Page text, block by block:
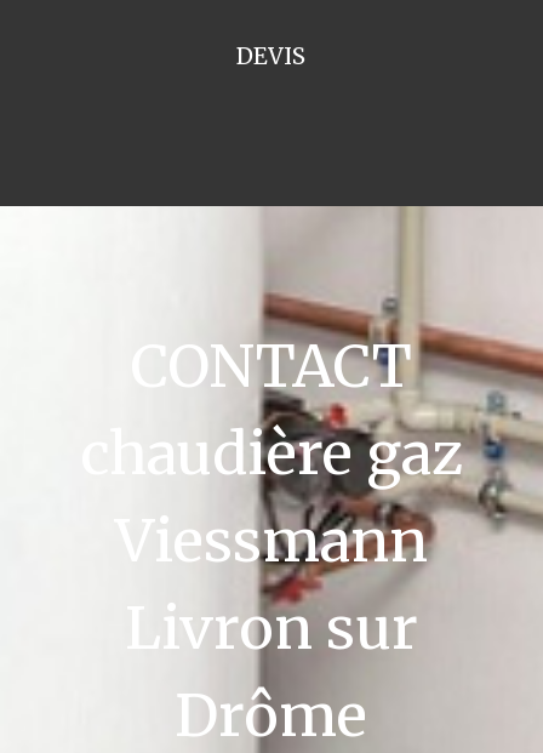
DEVIS
CONTACT
chaudière gaz
Viessmann
Livron sur
Drôme